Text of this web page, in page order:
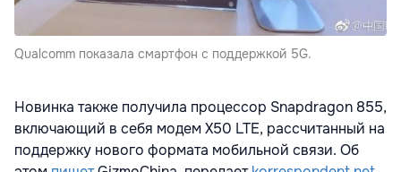
Qualcomm показала смартфон с поддержкой 5G.
Новинка также получила процессор Snapdragon 855,
включающий в себя модем X50 LTE, рассчитанный на
поддержку нового формата мобильной связи. Об